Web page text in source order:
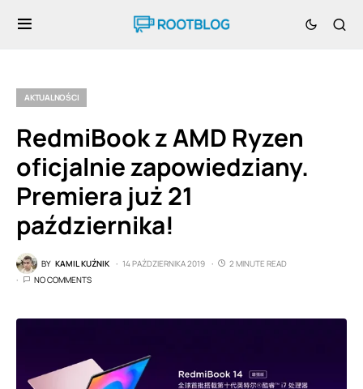
AKTUALNOŚCI
RedmiBook z AMD Ryzen
oficjalnie zapowiedziany.
Premiera już 21
października!
BY KAMIL KUŹNIK 14 PAŹDZIERNIKA 2019
2 MINUTE READ
NO COMMENTS